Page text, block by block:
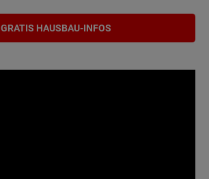
GRATIS HAUSBAU-INFOS